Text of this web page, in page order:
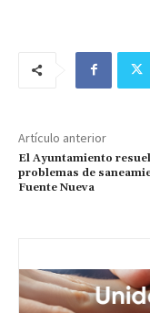
Artículo anterior
El Ayuntamiento
problemas de
Fuente Nueva